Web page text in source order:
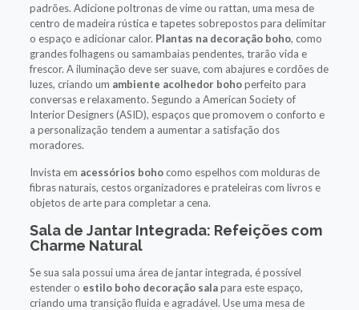
padrões. Adicione poltronas de vime ou rattan, uma mesa de
centro de madeira rústica e tapetes sobrepostos para delimitar
o espaço e adicionar calor. Plantas na decoração boho, como
grandes folhagens ou samambaias pendentes, trarão vida e
frescor. A iluminação deve ser suave, com abajures e cordões de
luzes, criando um ambiente acolhedor bohoperfeito para
conversas e relaxamento. Segundo a American Society of
Interior Designers (ASID), espaços que promovem o conforto e
a personalização tendem a aumentar a satisfação dos
moradores.
Invista em acessórios bohocomo espelhos com molduras de
fibras naturais, cestos organizadores e prateleiras com livros e
objetos de arte para completar a cena.
Sala de Jantar Integrada: Refeições com
Charme Natural
Se sua sala possui uma área de jantar integrada, é possível
estender o estilo boho decoração salapara este espaço,
criando uma transição fluida e agradável. Use uma mesa de